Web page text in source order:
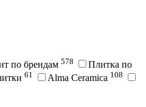
по брендам 578
Плитка по
61 Alma Ceramica 108